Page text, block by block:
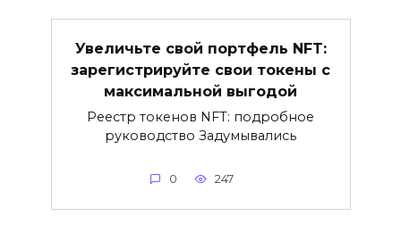
Увеличьте свой портфель NFT:
зарегистрируйте свои токены с
максимальной выгодой
Реестр токенов NFT: подробное
руководство Задумывались
0 247